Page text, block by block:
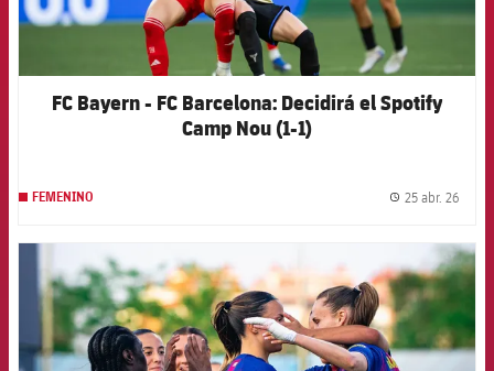
FC Bayern - FC Barcelona: Decidirá el Spotify
Camp Nou (1-1)
FEMENINO 25 abr. 26